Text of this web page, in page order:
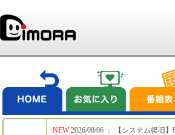
NEW2026/08/06 ： 【システム復旧